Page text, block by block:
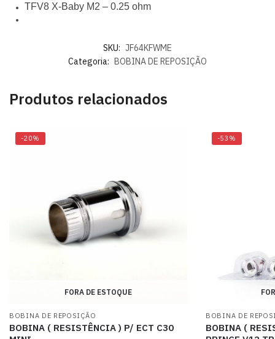
TFV8 X-Baby M2 – 0.25 ohm
SKU: JF64KFWME
Categoria: BOBINA DE REPOSIÇÃO
Produtos relacionados
-20%
FORA DE ESTOQUE
BOBINA DE REPOSIÇÃO
BOBINA ( RESISTÊNCIA ) P/ ECT C30
-53%
BOBINA DE
BOBINA (